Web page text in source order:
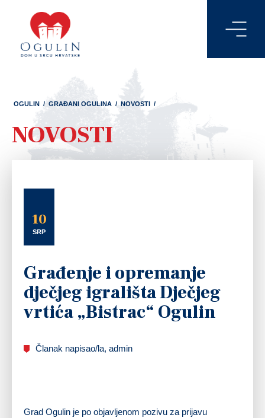
OGULIN / GRAĐANI OGULINA / NOVOSTI /
NOVOSTI
10
SRP
Građenje i opremanje
dječjeg igrališta Dječjeg
vrtića „Bistrac“ Ogulin
Članak napisao/la, admin
Grad Ogulin je po objavljenom pozivu za prijavu